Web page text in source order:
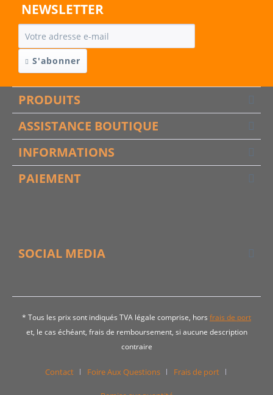
NEWSLETTER
S'abonner
PRODUITS
ASSISTANCE BOUTIQUE
INFORMATIONS
PAIEMENT
SOCIAL MEDIA
* Tous les prix sont indiqués TVA légale comprise, hors frais de port
et, le cas échéant, frais de remboursement, si aucune description
contraire
Contact Foire Aux Questions Frais de port